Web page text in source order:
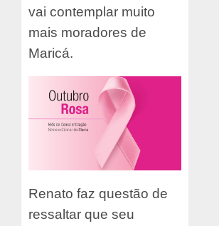
vai contemplar muito
mais moradores de
Maricá.
Renato faz questão de
ressaltar que seu